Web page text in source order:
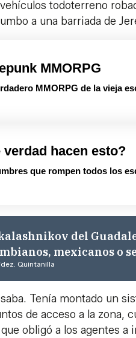
todoterreno
a una barriada de
MMORPG
MMORPG de la vieja
verdad hacen esto?
que rompen todos los
del
mexicanos o
Quintanilla
Tenía montado un
de acceso a la zona,
obligó a los agentes